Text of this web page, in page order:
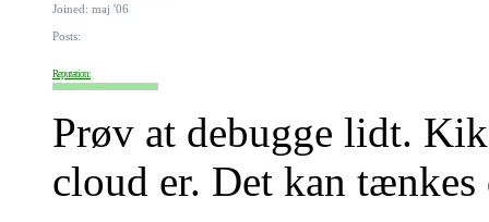
Joined: maj '06
Posts:
Reputation:
Prøv at debugge lidt.
cloud er. Det kan